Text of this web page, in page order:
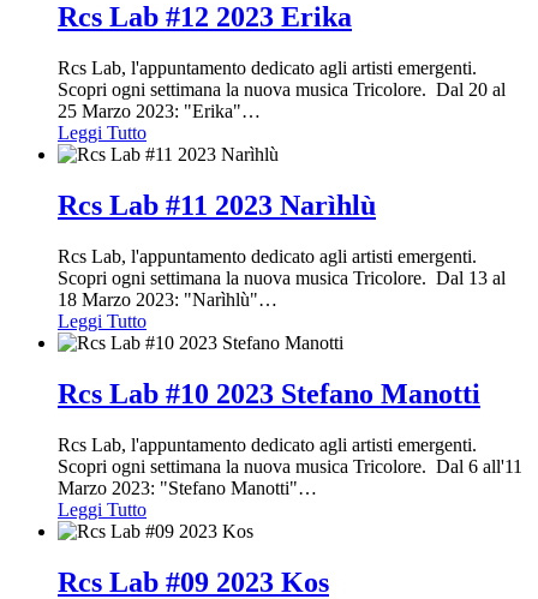
Rcs Lab #12 2023 Erika
Rcs Lab, l'appuntamento dedicato agli artisti emergenti.
Scopri ogni settimana la nuova musica Tricolore. Dal 20 al
25 Marzo 2023: "Erika"…
Leggi Tutto
Rcs Lab #11 2023 Narìhlù
Rcs Lab, l'appuntamento dedicato agli artisti emergenti.
Scopri ogni settimana la nuova musica Tricolore. Dal 13 al
18 Marzo 2023: "Narìhlù"…
Leggi Tutto
Rcs Lab #10 2023 Stefano Manotti
Rcs Lab, l'appuntamento dedicato agli artisti emergenti.
Scopri ogni settimana la nuova musica Tricolore. Dal 6 all'11
Marzo 2023: "Stefano Manotti"…
Leggi Tutto
Rcs Lab #09 2023 Kos